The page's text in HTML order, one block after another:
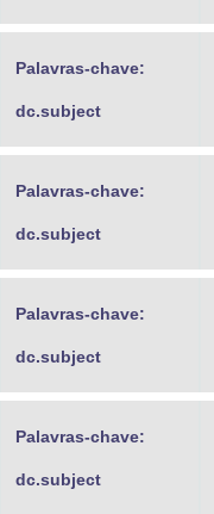
Palavras-chave:
dc.subject
Palavras-chave:
dc.subject
Palavras-chave:
dc.subject
Palavras-chave:
dc.subject